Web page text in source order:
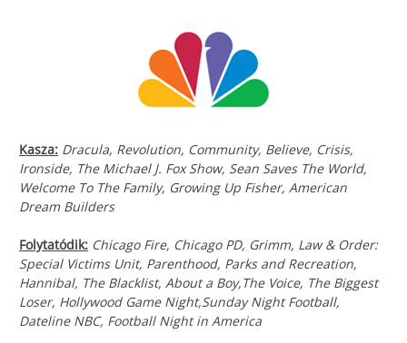
Kasza: Dracula, Revolution, Community, Believe, Crisis,
Ironside, The Michael J. Fox Show, Sean Saves The World,
Welcome To The Family, Growing Up Fisher, American
Dream Builders
Folytatódik: Chicago Fire, Chicago PD, Grimm, Law & Order:
Special Victims Unit, Parenthood, Parks and Recreation,
Hannibal, The Blacklist, About a Boy,The Voice, The Biggest
Loser, Hollywood Game Night,Sunday Night Football,
Dateline NBC, Football Night in America